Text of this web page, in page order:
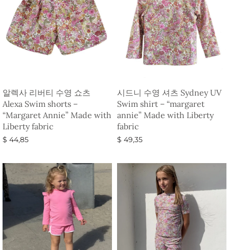
알렉사 리버티 수영 쇼츠
Alexa Swim shorts –
“Margaret Annie” Made with
Liberty fabric
$ 44,85
시드니 수영 셔츠 Sydney UV
Swim shirt – “margaret
annie” Made with Liberty
fabric
$ 49,35